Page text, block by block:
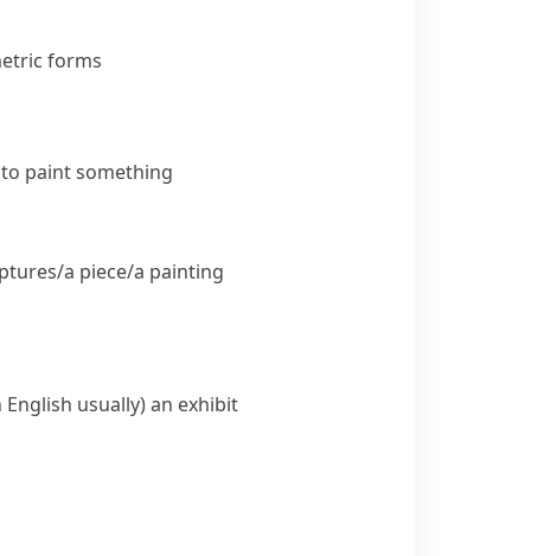
forms
paint something
​a piece/​a painting
usually)an exhibit